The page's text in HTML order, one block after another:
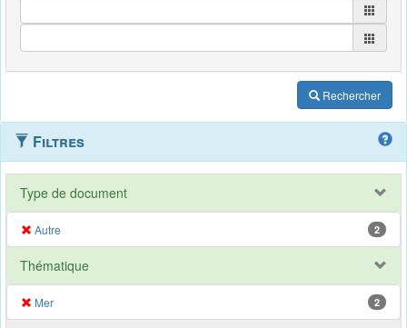
Rechercher
Filtres
Type de document
Autre 2
Thématique
Mer 2